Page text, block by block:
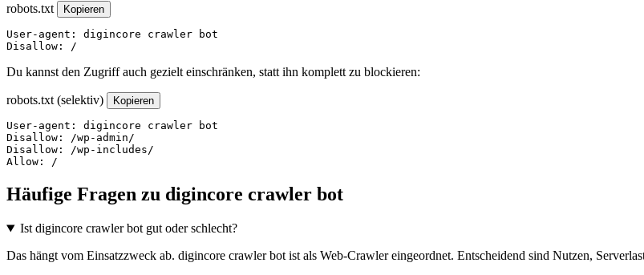
robots.txt Kopieren
User-agent: digincore crawler bot
Disallow: /
Du kannst den Zugriff auch gezielt einschränken, statt ihn komplett zu blockieren:
robots.txt (selektiv) Kopieren
User-agent: digincore crawler bot
Disallow: /wp-admin/
Disallow: /wp-includes/
Allow: /
Häufige Fragen zu digincore crawler bot
Ist digincore crawler bot gut oder schlecht?
Das hängt vom Einsatzzweck ab. digincore crawler bot ist als Web-Crawler eingeordnet. Entscheidend sind Nutzen,